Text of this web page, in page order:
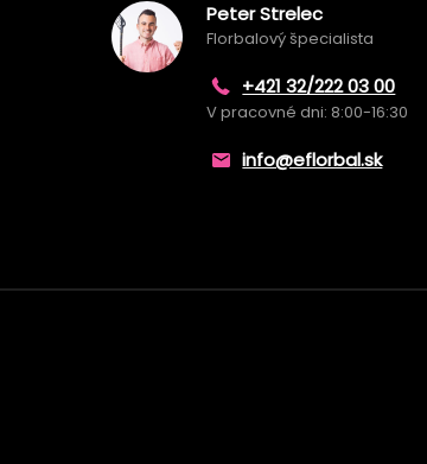
Peter Strelec
Florbalový špecialista
+421 32/222 03 00
V pracovné dni: 8:00-16:30
info@eflorbal.sk